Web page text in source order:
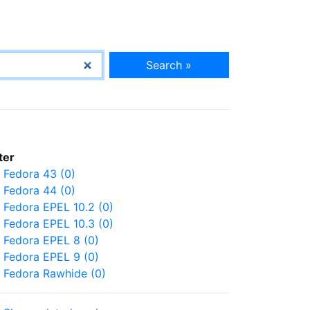
Search »
Fedora 43 (0)
Fedora 44 (0)
Fedora EPEL 10.2 (0)
Fedora EPEL 10.3 (0)
Fedora EPEL 8 (0)
Fedora EPEL 9 (0)
Fedora Rawhide (0)